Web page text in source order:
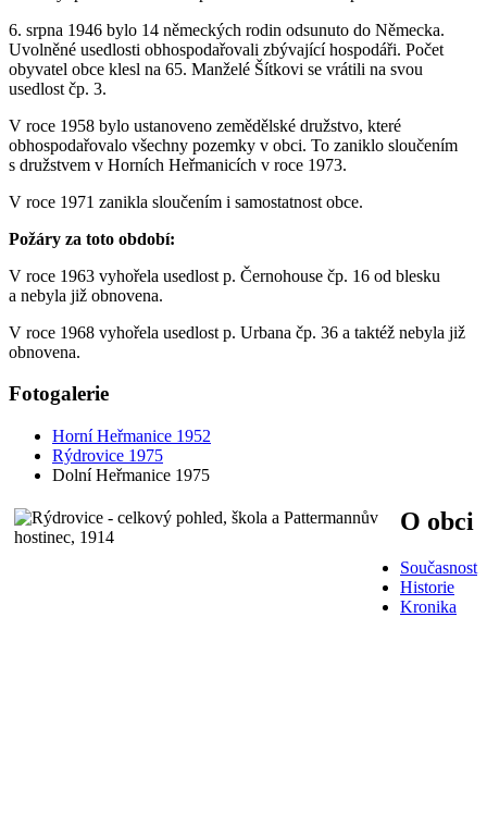
6. srpna 1946 bylo 14 německých rodin odsunuto do Německa.
Uvolněné usedlosti obhospodařovali zbývající hospodáři. Počet
obyvatel obce klesl na 65. Manželé Šítkovi se vrátili na svou
usedlost čp. 3.
V roce 1958 bylo ustanoveno zemědělské družstvo, které
obhospodařovalo všechny pozemky v obci. To zaniklo sloučením
s družstvem v Horních Heřmanicích v roce 1973.
V roce 1971 zanikla sloučením i samostatnost obce.
Požáry za toto období:
V roce 1963 vyhořela usedlost p. Černohouse čp. 16 od blesku
a nebyla již obnovena.
V roce 1968 vyhořela usedlost p. Urbana čp. 36 a taktéž nebyla již
obnovena.
Fotogalerie
Horní Heřmanice 1952
Rýdrovice 1975
Dolní Heřmanice 1975
O obci
Současnost
Historie
Kronika